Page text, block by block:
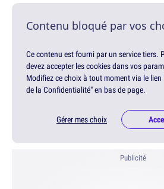
Contenu bloqué par vos
Ce contenu est fourni par un service tiers.
devez accepter les cookies dans vos
Modifiez ce choix à tout moment via le lien
de la Confidentialité" en bas de page.
Gérer mes choix
Publicité